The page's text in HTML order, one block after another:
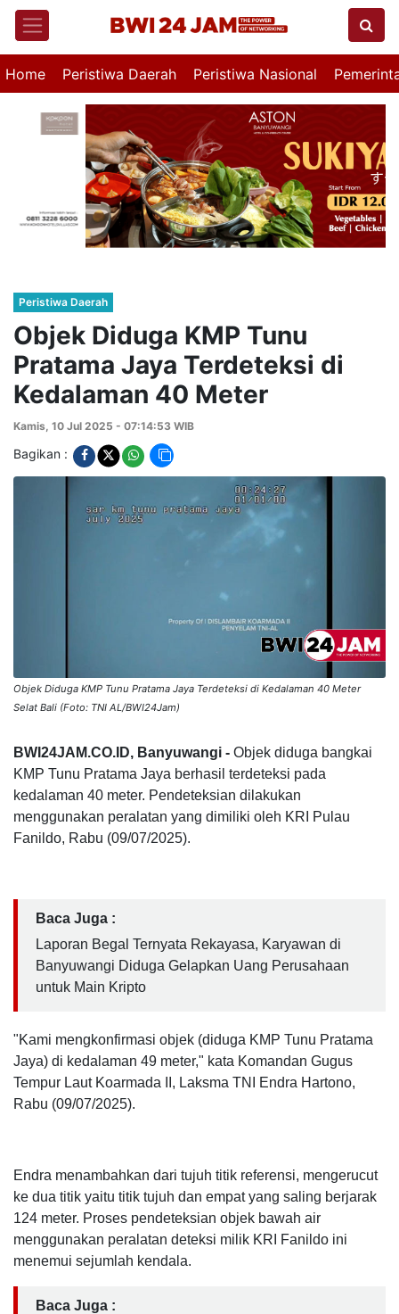
Home Peristiwa Daerah Peristiwa Nasional
Peristiwa Daerah
Objek Diduga KMP Tunu
Pratama Jaya Terdeteksi di
Kedalaman 40 Meter
Kamis, 10 Jul 2025 - 07:14:53 WIB
Bagikan :
Objek Diduga KMP Tunu Pratama Jaya Terdeteksi di Kedalaman 40 Meter
Selat Bali (Foto: TNI AL/BWI24Jam)
BWI24JAM.CO.ID, Banyuwangi - Objek diduga bangkai
KMP Tunu Pratama Jaya berhasil terdeteksi pada
kedalaman 40 meter. Pendeteksian dilakukan
menggunakan peralatan yang dimiliki oleh KRI Pulau
Fanildo, Rabu (09/07/2025).
Baca Juga :
Laporan Begal Ternyata Rekayasa, Karyawan di
Banyuwangi Diduga Gelapkan Uang Perusahaan
untuk Main Kripto
"Kami mengkonfirmasi objek (diduga KMP Tunu Pratama
Jaya) di kedalaman 49 meter," kata Komandan Gugus
Tempur Laut Koarmada II, Laksma TNI Endra Hartono,
Rabu (09/07/2025).
Endra menambahkan dari tujuh titik referensi, mengerucut
ke dua titik yaitu titik tujuh dan empat yang saling berjarak
124 meter. Proses pendeteksian objek bawah air
menggunakan peralatan deteksi milik KRI Fanildo ini
menemui sejumlah kendala.
Baca Juga :